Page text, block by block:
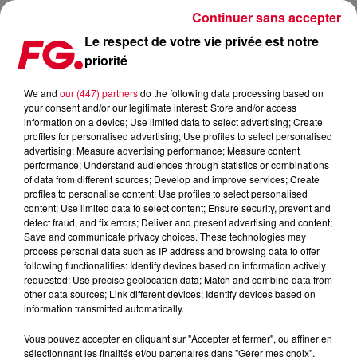
COUP DE COEUR FG: L'EXCELLENT DE SOFFER REVISITE CE
Publié : 25 mai 2026 à 9h07 par Antony Harari
Le respect de votre vie privée est notre
priorité
We and our (447) partnersdo the following data processing based on
your consent and/or our legitimate interest: Store and/or access
information on a device; Use limited data to select advertising; Create
profiles for personalised advertising; Use profiles to select personalised
advertising; Measure advertising performance; Measure content
performance; Understand audiences through statistics or combinations
of data from different sources; Develop and improve services; Create
profiles to personalise content; Use profiles to select personalised
content; Use limited data to select content; Ensure security, prevent and
detect fraud, and fix errors; Deliver and present advertising and content;
Save and communicate privacy choices. These technologies may
process personal data such as IP address and browsing data to offer
following functionalities: Identify devices based on information actively
requested; Use precise geolocation data; Match and combine data from
other data sources; Link different devices; Identify devices based on
information transmitted automatically.
Vous pouvez accepter en cliquant sur "Accepter et fermer", ou affiner en
sélectionnant les finalités et/ou partenaires dans "Gérer mes choix".
Continuer sans accepter